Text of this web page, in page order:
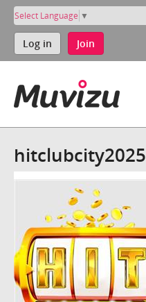
Select Language ▼
Log in Join
hitclubcity2025